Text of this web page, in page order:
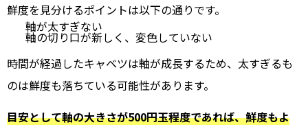
鮮度を見分けるポイントは以下の通りです。
軸が太すぎない
軸の切り口が新しく、変色していない
時間が経過したキャベツは軸が成長するため、太すぎるも
のは鮮度も落ちている可能性があります。
目安として軸の大きさが500円玉程度であれば、鮮度もよ